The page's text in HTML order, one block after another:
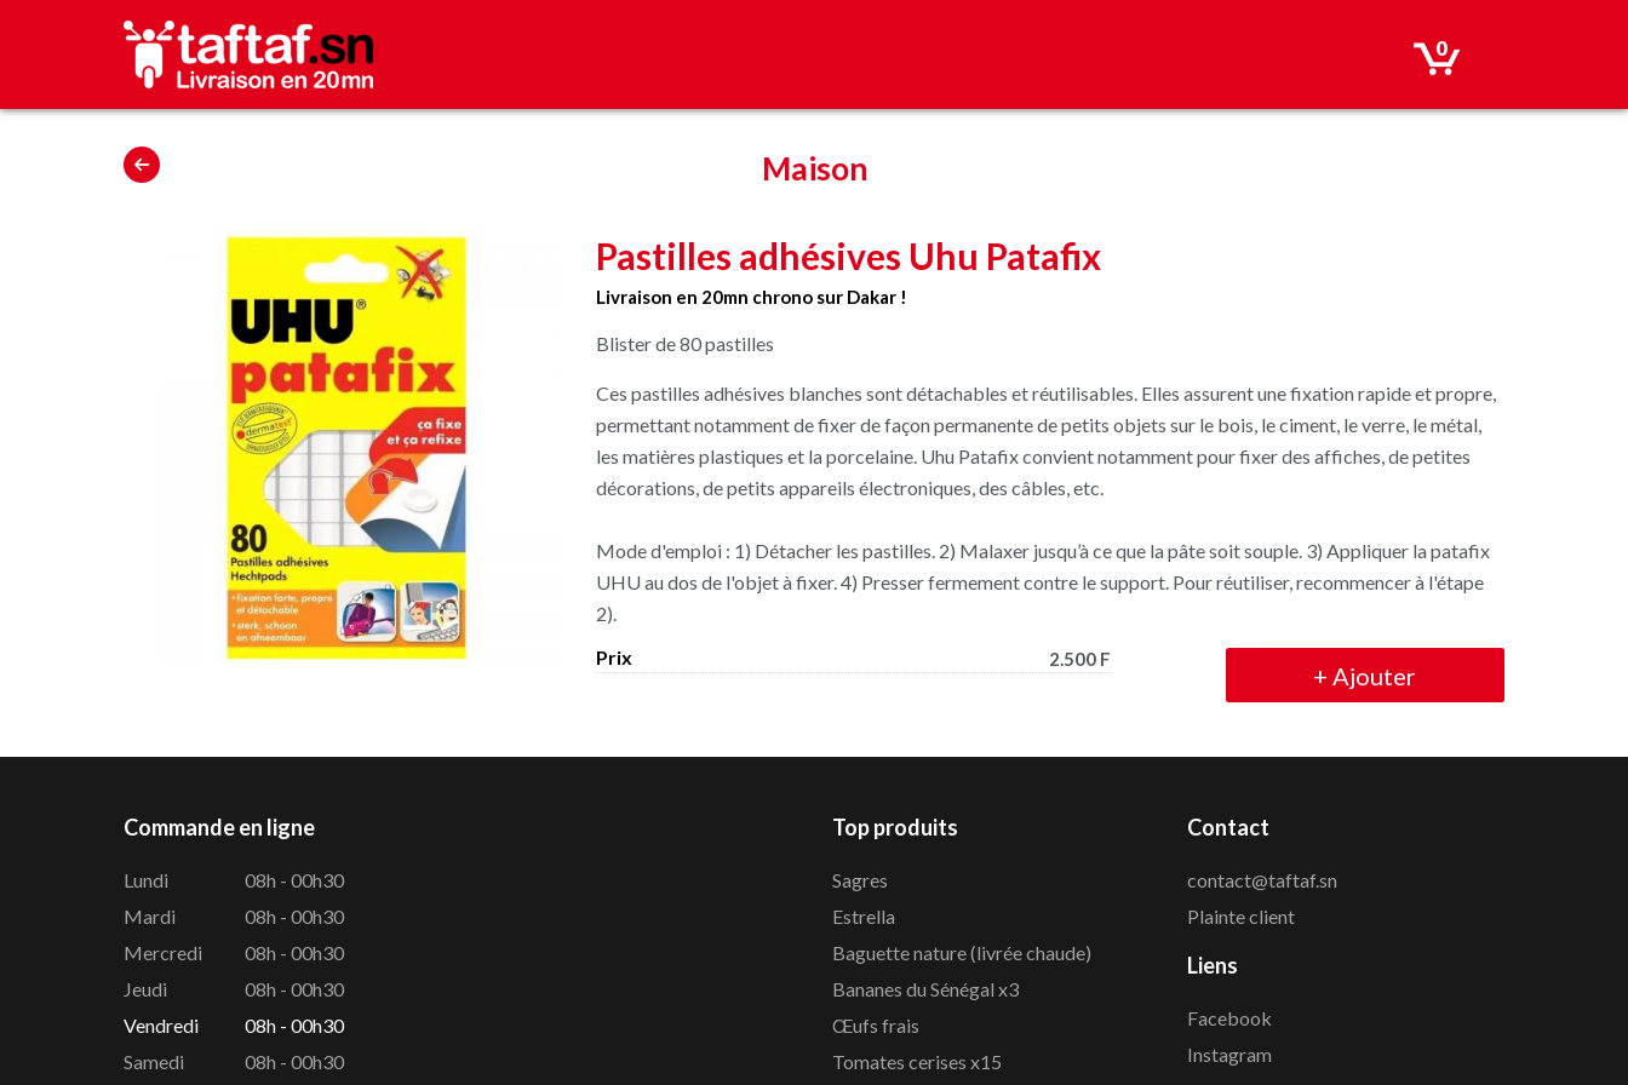
0
Maison
Pastilles adhésives Uhu Patafix
Livraison en 20mn chrono sur Dakar !
Blister de 80 pastilles
Ces pastilles adhésives blanches sont détachables et réutilisables. Elles assurent une fixation rapide et propre,
permettant notamment defixer de façon permanente de petits objets sur le bois, le ciment, le verre, le métal,
les matières plastiques et la porcelaine. Uhu Patafix convient notamment pour fixer des affiches, de petites
décorations, de petits appareils électroniques, des câbles, etc.
Mode d'emploi : 1) Détacher les pastilles. 2) Malaxer jusqu’à ce que la pâte soit souple. 3) Appliquer la patafix
UHU au dos de l'objet à fixer. 4) Presser fermement contre le support. Pour réutiliser, recommencer à l'étape
2).
Prix
2.500 F
+ Ajouter
Commande en ligne
Lundi
08h - 00h30
Mardi
08h - 00h30
Mercredi
08h - 00h30
Jeudi
08h - 00h30
Vendredi
08h - 00h30
Samedi
08h - 00h30
Top produits
Sagres
Estrella
Baguette nature (livrée chaude)
Bananes du Sénégal x3
Œufs frais
Tomates cerises x15
Contact
contact@taftaf.sn
Plainte client
Liens
Facebook
Instagram